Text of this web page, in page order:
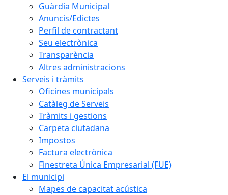
Guàrdia Municipal
Anuncis/Edictes
Perfil de contractant
Seu electrònica
Transparència
Altres administracions
Serveis i tràmits
Oficines municipals
Catàleg de Serveis
Tràmits i gestions
Carpeta ciutadana
Impostos
Factura electrònica
Finestreta Única Empresarial (FUE)
El municipi
Mapes de capacitat acústica